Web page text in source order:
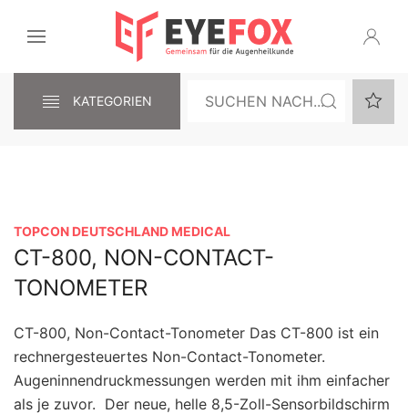
KATEGORIEN
TOPCON DEUTSCHLAND MEDICAL
CT-800, NON-CONTACT-
TONOMETER
CT-800, Non-Contact-Tonometer Das CT-800 ist ein
rechnergesteuertes Non-Contact-Tonometer.
Augeninnendruckmessungen werden mit ihm einfacher
als je zuvor. Der neue, helle 8,5-Zoll-Sensorbildschirm